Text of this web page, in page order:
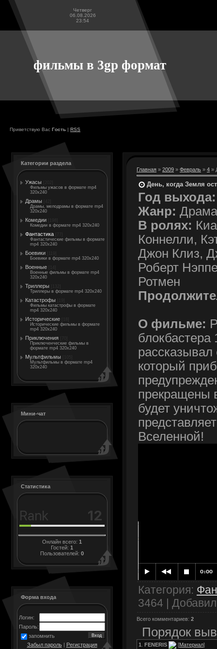
Четверг
06.08.2026
23:54
фильмы в 3gp формат
Приветствую Вас Гость | RSS
Категории раздела
Ужасы
Фильмы ужасов в формате mp4
320x240
Драмы
Драмы, мелодрамы в формате mp4
320x240
Комедии
Комедии в формате mp4 320x240
Фантастика
Фантастические фильмы в формате
mp4 320x240
Боевики
Боевики в формате mp4 320x240
Военные
Военные фильмы в формате mp4
320x240
Триллеры
Триллеры в формате mp4 320x240
Катастрофы
Фильмы катастрофы в формате
mp4 320x240
Исторические
Исторические фильмы в формате
mp4 320x240
Приключения
Приключенческие фильмы в
формате mp4 320x240
Мультфильмы
Мультфильмы в формате mp4
320x240
Мини-чат
Статистика
Онлайн всего: 1
Гостей: 1
Пользователей: 0
Форма входа
Логин:
Пароль:
запомнить
Забыл пароль| Регистрация
Главная » 2009 » Февраль » 4 »
День, когда Земля
Год выхода:
Жанр:
В ролях:
Коннелли,
Джон Клиз,
Роберт
Ротмен
О фильме:
блокбастера
который
прекращены
будет
Вселенной!
Категория:
3464 | Добавил
Всего комментариев: 2
Порядок
1 FENERIS [Материал]